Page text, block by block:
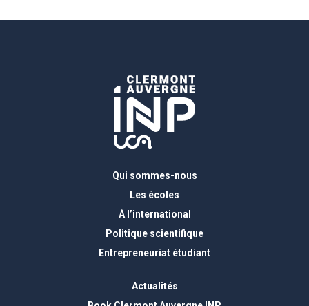
Qui sommes-nous
Les écoles
À l’international
Politique scientifique
Entrepreneuriat étudiant
Actualités